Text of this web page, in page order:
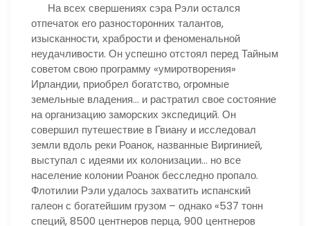
На всех свершениях сэра Рэли остался
отпечаток его разносторонних талантов,
изысканности, храбрости и феноменальной
неудачливости. Он успешно отстоял перед Тайным
советом свою программу «умиротворения»
Ирландии, приобрел богатство, огромные
земельные владения… и растратил свое состояние
на организацию заморских экспедиций. Он
совершил путешествие в Гвиану и исследовал
земли вдоль реки Роанок, названные Виргинией,
выступал с идеями их колонизации… но все
население колонии Роанок бесследно пропало.
Флотилии Рэли удалось захватить испанский
галеон с богатейшим грузом – однако «537 тонн
специй, 8500 центнеров перца, 900 центнеров